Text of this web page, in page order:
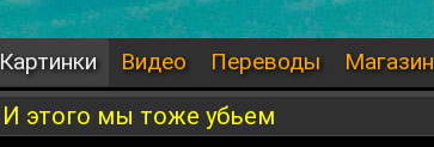
Картинки Видео Переводы Магазин
И этого мы тоже убьем